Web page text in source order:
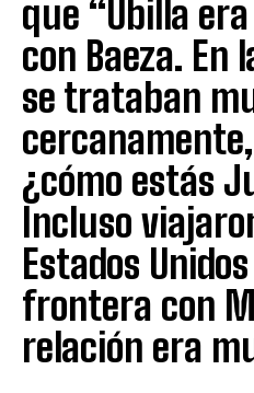
que “Ubilla
con Baeza. En
se trataban
¿cómo estás
Incluso
Estados
frontera con
relación era